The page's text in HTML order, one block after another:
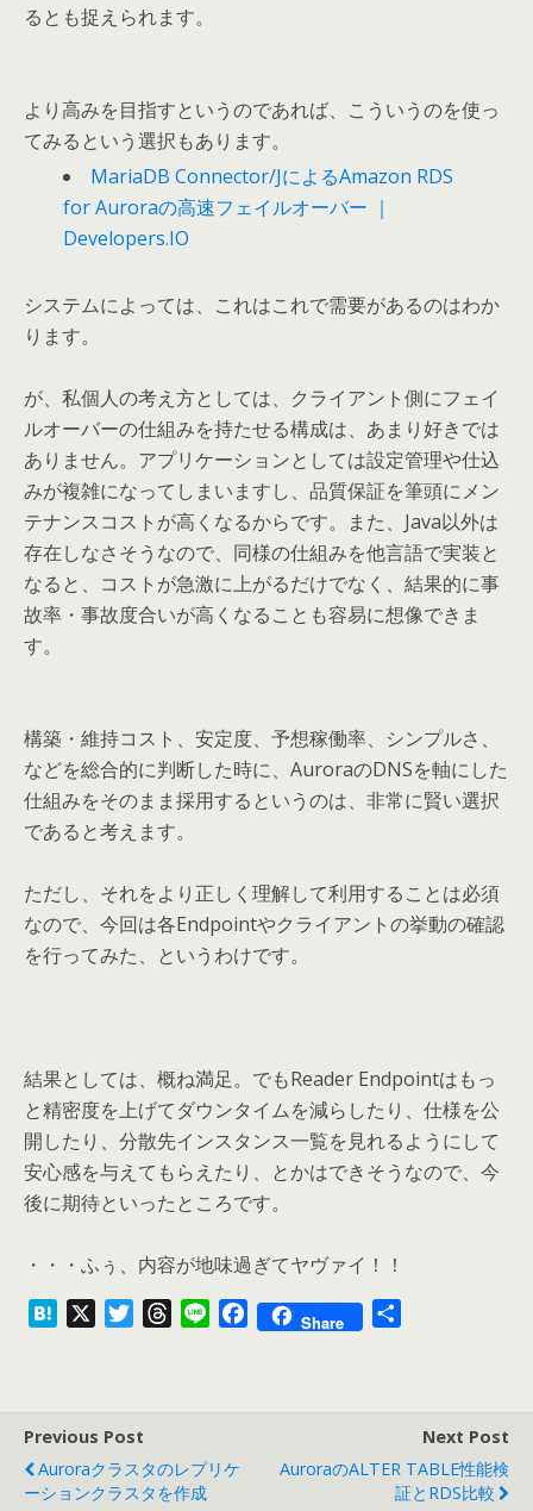
るとも捉えられます。
より高みを目指すというのであれば、こういうのを使っ
てみるという選択もあります。
MariaDB Connector/JによるAmazon RDS
for Auroraの高速フェイルオーバー ｜
Developers.IO
システムによっては、これはこれで需要があるのはわか
ります。
が、私個人の考え方としては、クライアント側にフェイ
ルオーバーの仕組みを持たせる構成は、あまり好きでは
ありません。アプリケーションとしては設定管理や仕込
みが複雑になってしまいますし、品質保証を筆頭にメン
テナンスコストが高くなるからです。また、Java以外は
存在しなさそうなので、同様の仕組みを他言語で実装と
なると、コストが急激に上がるだけでなく、結果的に事
故率・事故度合いが高くなることも容易に想像できま
す。
構築・維持コスト、安定度、予想稼働率、シンプルさ、
などを総合的に判断した時に、AuroraのDNSを軸にした
仕組みをそのまま採用するというのは、非常に賢い選択
であると考えます。
ただし、それをより正しく理解して利用することは必須
なので、今回は各Endpointやクライアントの挙動の確認
を行ってみた、というわけです。
結果としては、概ね満足。でもReader Endpointはもっ
と精密度を上げてダウンタイムを減らしたり、仕様を公
開したり、分散先インスタンス一覧を見れるようにして
安心感を与えてもらえたり、とかはできそうなので、今
後に期待といったところです。
・・・ふぅ、内容が地味過ぎてヤヴァイ！！
n
t
r
s
Share
Previous Post
Auroraクラスタのレプリケ
ーションクラスタを作成
Next Post
AuroraのALTER TABLE性能検
証とRDS比較